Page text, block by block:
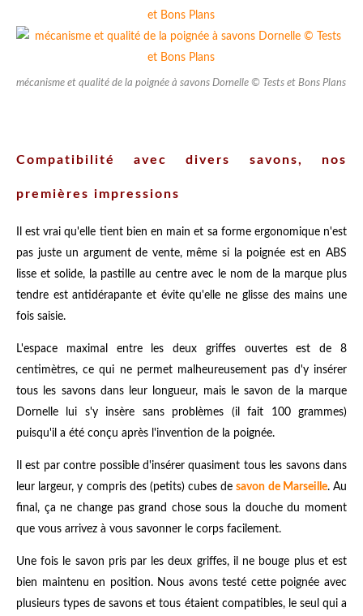
mécanisme et qualité de la poignée à savons Dornelle © Tests et Bons Plans
Compatibilité avec divers savons, nos
premières impressions
Il est vrai qu'elle tient bien en main et sa forme ergonomique n'est
pas juste un argument de vente, même si la poignée est en ABS
lisse et solide, la pastille au centre avec le nom de la marque plus
tendre est antidérapante et évite qu'elle ne glisse des mains une
fois saisie.
L'espace maximal entre les deux griffes ouvertes est de 8
centimètres, ce qui ne permet malheureusement pas d'y insérer
tous les savons dans leur longueur, mais le savon de la marque
Dornelle lui s'y insère sans problèmes (il fait 100 grammes)
puisqu'il a été conçu après l'invention de la poignée.
Il est par contre possible d'insérer quasiment tous les savons dans
leur largeur, y compris des (petits) cubes desavon de Marseille. Au
final, ça ne change pas grand chose sous la douche du moment
que vous arrivez à vous savonner le corps facilement.
Une fois le savon pris par les deux griffes, il ne bouge plus et est
bien maintenu en position. Nous avons testé cette poignée avec
plusieurs types de savons et tous étaient compatibles, le seul qui a